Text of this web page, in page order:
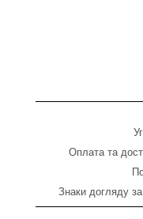
Оплата та
Знаки догляду